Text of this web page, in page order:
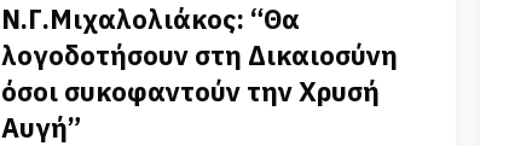
Ν.Γ.Μιχαλολιάκος: “Θα
λογοδοτήσουν στη Δικαιοσύνη
όσοι συκοφαντούν την Χρυσή
Αυγή”